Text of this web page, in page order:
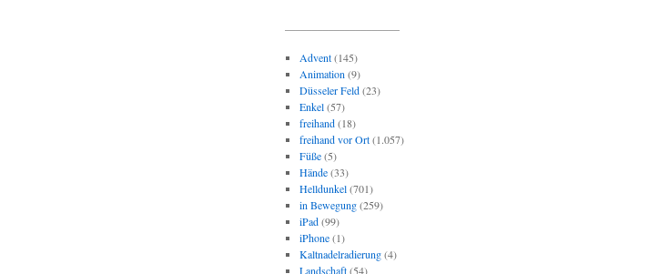
Advent(145)
Animation (9)
Düsseler Feld(23)
Enkel(57)
freihand(18)
freihand vor Ort(1.057)
Füße(5)
Hände(33)
Helldunkel(701)
in Bewegung(259)
iPad(99)
iPhone(1)
Kaltnadelradierung(4)
Landschaft(54)